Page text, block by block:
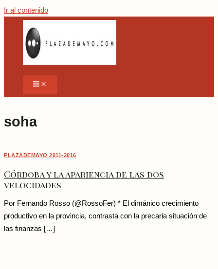
Ir al contenido
soha
PLAZADEMAYO 2011-2016
Córdoba y la apariencia de las dos
velocidades
Por Fernando Rosso (@RossoFer) * El dimánico crecimiento
productivo en la provincia, contrasta con la precaria situación de
las finanzas […]